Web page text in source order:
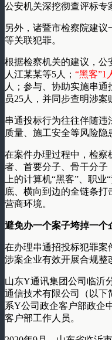
公安机关深挖彻查评标专
另外，诸暨市检察院建
等关联犯罪。
根据检察机关的建议，公
人江某某等5人； “黑客”1
人；参与、协助实施串通
员25人，并同步查明涉案
串通投标行为往往伴随违
质量、施工安全等风险隐
在案件办理过程中，检察
者、首要分子、骨干分子
上的计算机“黑客”、职
底、横向到边的全链条
营商环境。
避免办一个案子垮掉一个
在办理串通招投标犯罪案
涉案企业有效开展合规整
山东Y通讯集团公司临沂
通信技术有限公司（以下
系Y公司政企客户部政企
客户部工作人员。